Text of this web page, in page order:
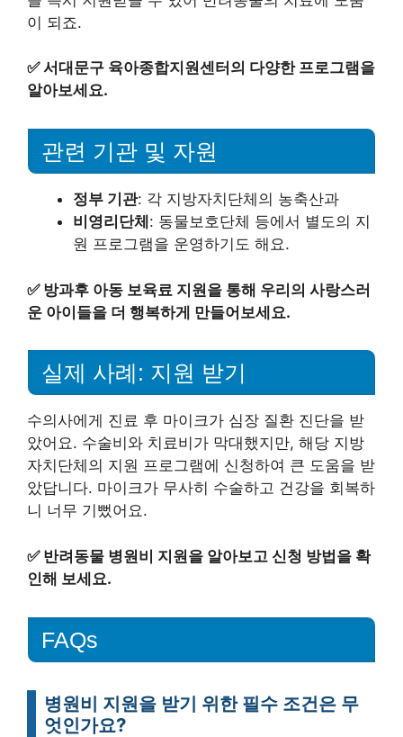
이 되죠.
✅서대문구 육아종합지원센터의 다양한 프로그램을
알아보세요.
관련 기관 및 자원
정부 기관: 각 지방자치단체의 농축산과
비영리단체 : 동물보호단체 등에서 별도의 지
원 프로그램을 운영하기도 해요.
✅ 방과후 아동 보육료 지원을 통해 우리의 사랑스러
운 아이들을 더 행복하게 만들어보세요.
실제 사례: 지원 받기
수의사에게 진료 후 마이크가 심장 질환 진단을 받
았어요. 수술비와 치료비가 막대했지만, 해당 지방
자치단체의 지원 프로그램에 신청하여 큰 도움을 받
았답니다. 마이크가 무사히 수술하고 건강을 회복하
니 너무 기뻤어요.
✅ 반려동물 병원비 지원을 알아보고 신청 방법을 확
인해 보세요.
FAQs
병원비 지원을 받기 위한 필수 조건은 무
엇인가요?